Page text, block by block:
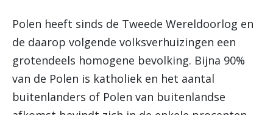
Polen heeft sinds de Tweede Wereldoorlog en
de daarop volgende volksverhuizingen een
grotendeels homogene bevolking. Bijna 90%
van de Polen is katholiek en het aantal
buitenlanders of Polen van buitenlandse